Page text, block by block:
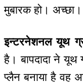
मुबारक हो। अच्छा।
इन्टरनेशनल यूथ
है। बापदादा ने
प्लैन बनाया है वह